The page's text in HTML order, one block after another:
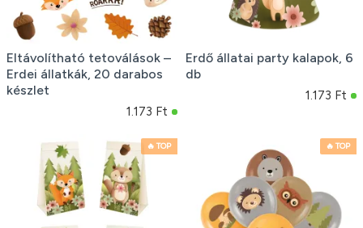
Eltávolítható tetoválások –
Erdei állatkák, 20 darabos
készlet
1.173 Ft
Erdő állatai party kalapok, 6
db
1.173 Ft
🔥 TOP 🔥 TOP